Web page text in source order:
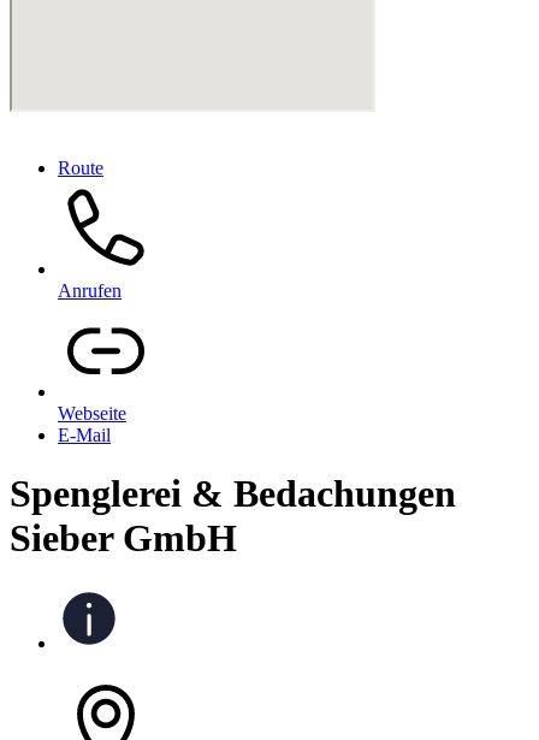
Route
Anrufen
Webseite
E-Mail
Spenglerei & Bedachungen
Sieber GmbH